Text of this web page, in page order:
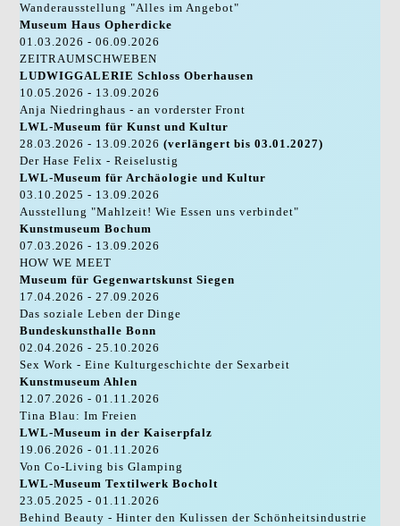
Wanderausstellung "Alles im Angebot"
Museum Haus Opherdicke
01.03.2026 - 06.09.2026
ZEITRAUMSCHWEBEN
LUDWIGGALERIE Schloss Oberhausen
10.05.2026 - 13.09.2026
Anja Niedringhaus - an vorderster Front
LWL-Museum für Kunst und Kultur
28.03.2026 - 13.09.2026(verlängert bis 03.01.2027)
Der Hase Felix - Reiselustig
LWL-Museum für Archäologie und Kultur
03.10.2025 - 13.09.2026
Ausstellung "Mahlzeit! Wie Essen uns verbindet"
Kunstmuseum Bochum
07.03.2026 - 13.09.2026
HOW WE MEET
Museum für Gegenwartskunst Siegen
17.04.2026 - 27.09.2026
Das soziale Leben der Dinge
Bundeskunsthalle Bonn
02.04.2026 - 25.10.2026
Sex Work - Eine Kulturgeschichte der Sexarbeit
Kunstmuseum Ahlen
12.07.2026 - 01.11.2026
Tina Blau: Im Freien
LWL-Museum in der Kaiserpfalz
19.06.2026 - 01.11.2026
Von Co-Living bis Glamping
LWL-Museum Textilwerk Bocholt
23.05.2025 - 01.11.2026
Behind Beauty - Hinter den Kulissen der Schönheitsindustrie